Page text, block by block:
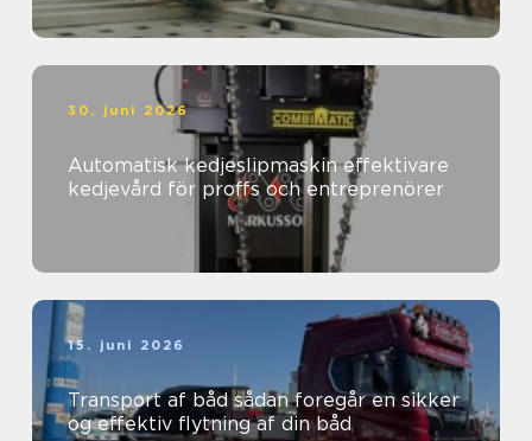
30. juni 2026
Automatisk kedjeslipmaskin effektivare
kedjevård för proffs och entreprenörer
15. juni 2026
Transport af båd sådan foregår en sikker
og effektiv flytning af din båd